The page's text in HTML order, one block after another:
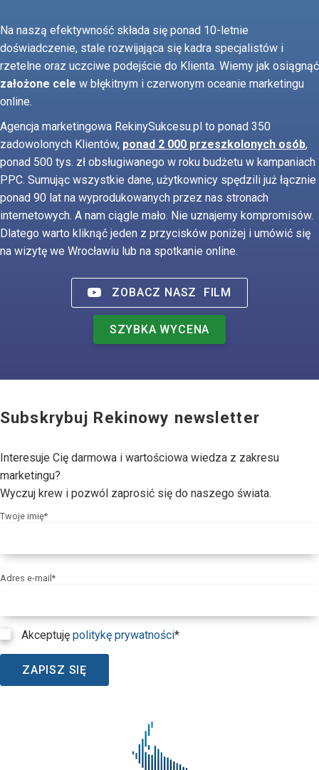
Na naszą efektywność składa się ponad 10-letnie
doświadczenie, stale rozwijająca się kadra specjalistów i
rzetelne oraz uczciwe podejście do Klienta. Wiemy jak osiągnąć
założone cele w błękitnym i czerwonym oceanie marketingu
online.
Agencja marketingowa RekinySukcesu.pl to ponad 350
zadowolonych Klientów, ponad 2 000 przeszkolonych osób,
ponad 500 tys. zł obsługiwanego w roku budżetu w kampaniach
PPC. Sumując wszystkie dane, użytkownicy spędzili już łącznie
ponad 90 lat na wyprodukowanych przez nas stronach
internetowych. A nam ciągle mało. Nie uznajemy kompromisów.
Dlatego warto kliknąć jeden z przycisków poniżej i umówić się
na wizytę we Wrocławiu lub na spotkanie online.
ZOBACZ NASZ FILM
SZYBKA WYCENA
Subskrybuj Rekinowy newsletter
Interesuje Cię darmowa i wartościowa wiedza z zakresu
marketingu?
Wyczuj krew i pozwól zaprosić się do naszego świata.
Twoje imię*
Adres e-mail*
Akceptuję politykę prywatności*
ZAPISZ SIĘ